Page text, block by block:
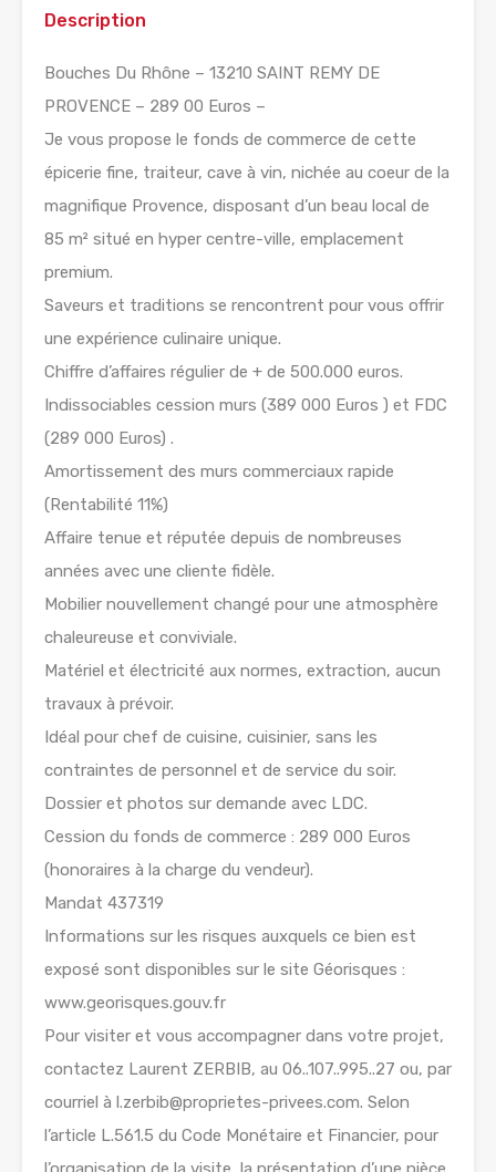
Description
Bouches Du Rhône – 13210 SAINT REMY DE
PROVENCE – 289 00 Euros –
Je vous propose le fonds de commerce de cette
épicerie fine, traiteur, cave à vin, nichée au coeur de la
magnifique Provence, disposant d’un beau local de
85 m² situé en hyper centre-ville, emplacement
premium.
Saveurs et traditions se rencontrent pour vous offrir
une expérience culinaire unique.
Chiffre d’affaires régulier de + de 500.000 euros.
Indissociables cession murs (389 000 Euros ) et FDC
(289 000 Euros) .
Amortissement des murs commerciaux rapide
(Rentabilité 11%)
Affaire tenue et réputée depuis de nombreuses
années avec une cliente fidèle.
Mobilier nouvellement changé pour une atmosphère
chaleureuse et conviviale.
Matériel et électricité aux normes, extraction, aucun
travaux à prévoir.
Idéal pour chef de cuisine, cuisinier, sans les
contraintes de personnel et de service du soir.
Dossier et photos sur demande avec LDC.
Cession du fonds de commerce : 289 000 Euros
(honoraires à la charge du vendeur).
Mandat 437319
Informations sur les risques auxquels ce bien est
exposé sont disponibles sur le site Géorisques :
www.georisques.gouv.fr
Pour visiter et vous accompagner dans votre projet,
contactez Laurent ZERBIB, au 06..107..995..27 ou, par
courriel à l.zerbib@proprietes-privees.com. Selon
l’article L.561.5 du Code Monétaire et Financier, pour